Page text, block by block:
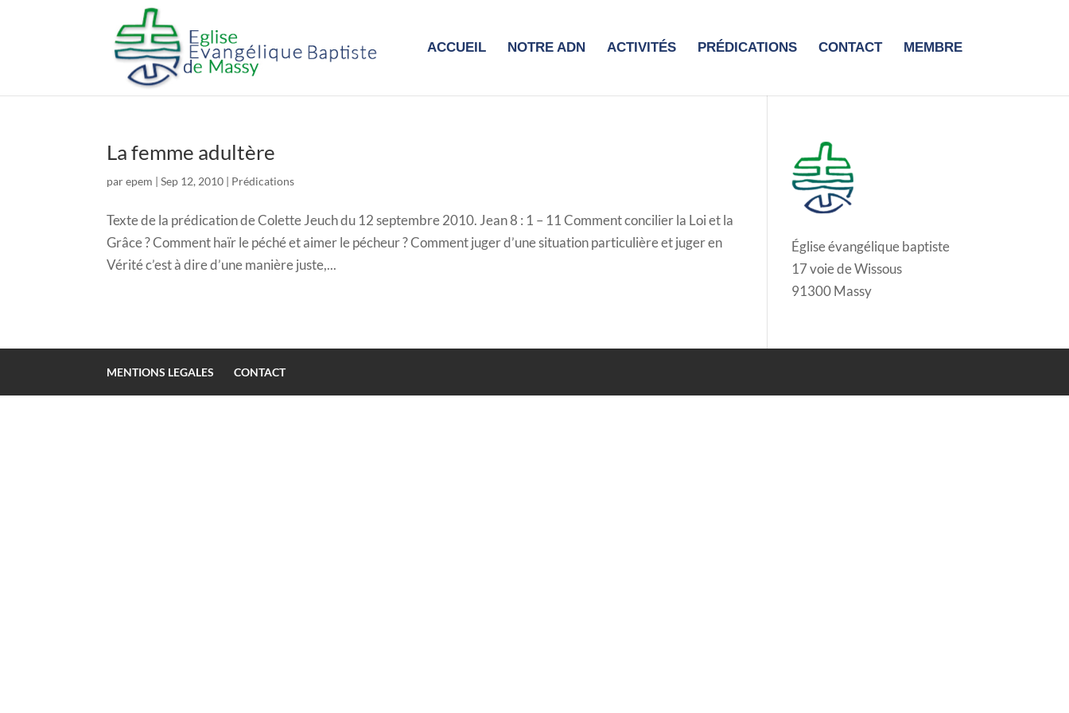
ACCUEIL NOTRE ADN ACTIVITÉS PRÉDICATIONS CONTACT MEMBRE
La femme adultère
parepem |Sep 12, 2010 | Prédications
Texte de la prédication de Colette Jeuch du 12 septembre 2010. Jean 8 : 1 – 11 Comment concilier la Loi et la
Grâce ? Comment haïr le péché et aimer le pécheur ? Comment juger d’une situation particulière et juger en
Vérité c’est à dire d’une manière juste,...
Église évangélique baptiste
17 voie de Wissous
91300 Massy
MENTIONS LEGALES CONTACT